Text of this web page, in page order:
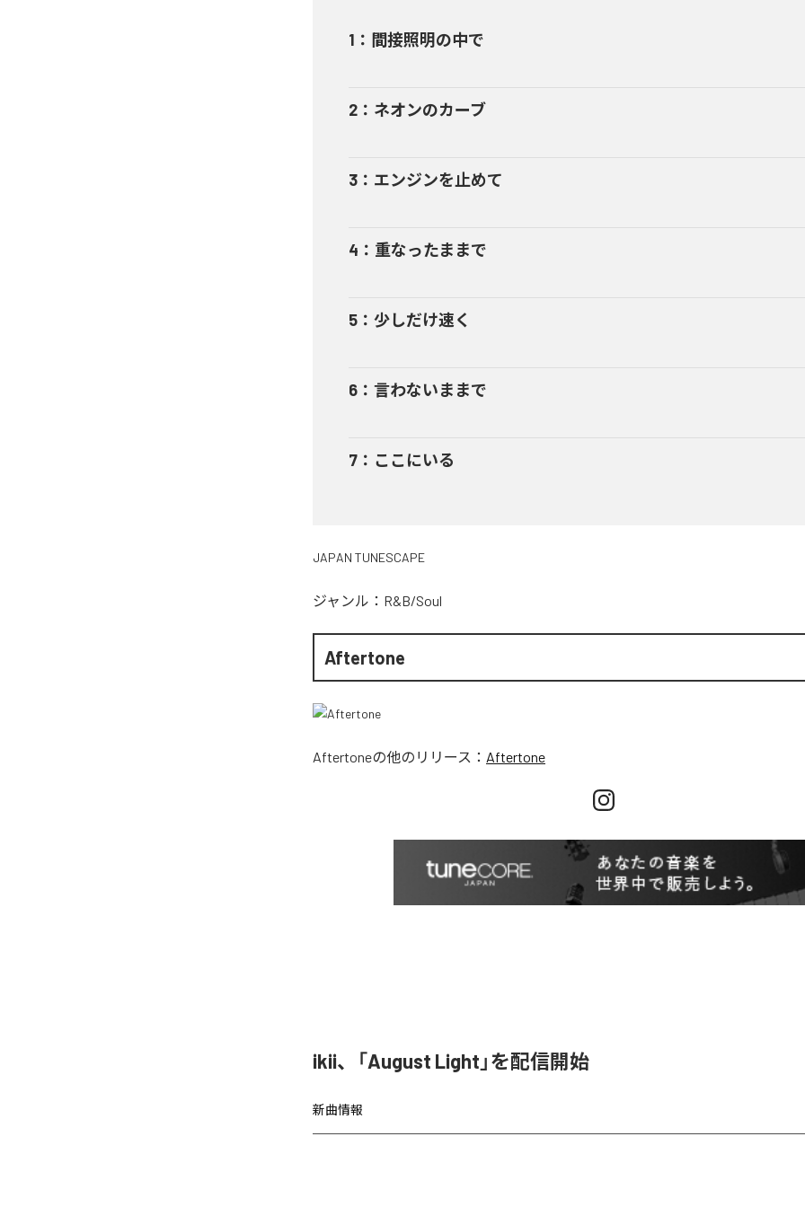
1 ： 間接照明の中で
2 ： ネオンのカーブ
3 ： エンジンを止めて
4 ： 重なったままで
5 ： 少しだけ速く
6 ： 言わないままで
7 ： ここにいる
JAPAN TUNESCAPE
ジャンル： R&B/Soul
Aftertone
Aftertoneの他のリリース： Aftertone
ikii、「August Light」を配信開始
新曲情報